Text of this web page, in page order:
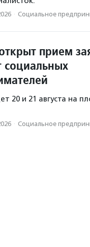
· Социальное
прием
20 и 21 августа на
· Социальное